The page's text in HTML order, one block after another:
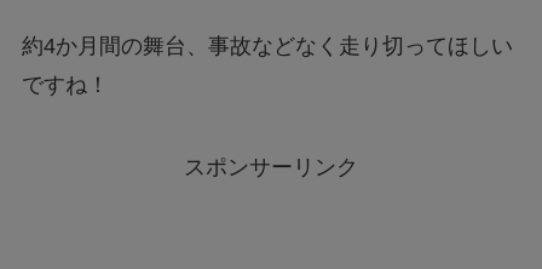
約4か月間の舞台、事故などなく走り切ってほしい
ですね！
スポンサーリンク